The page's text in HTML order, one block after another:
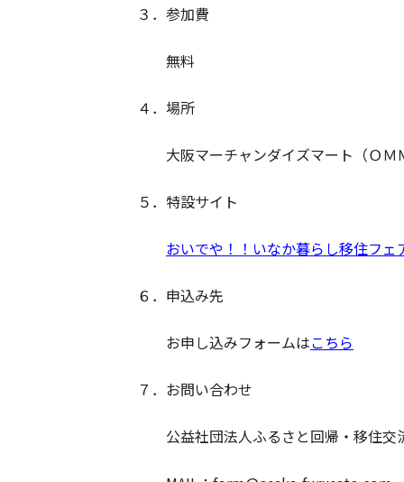
３．参加費
無料
４．場所
大阪マーチャンダイズマート（ＯＭ
５．特設サイト
おいでや！！いなか暮らし移住フェ
６．申込み先
お申し込みフォームはこちら
７．お問い合わせ
公益社団法人ふるさと回帰・移住交